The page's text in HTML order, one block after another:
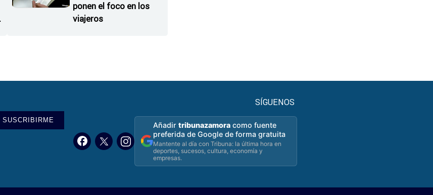
ponen el foco en los
viajeros
SUSCRIBIRME
SÍGUENOS
Añadirtribunazamora como fuente
preferida de Google de forma gratuita
Mantente al día con Tribuna: la última hora en
deportes, sucesos, cultura, economía y
empresas.